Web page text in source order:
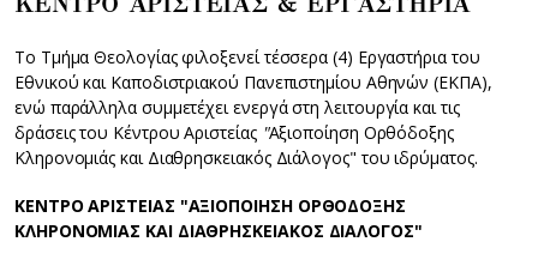
Το Τμήμα Θεολογίας φιλοξενεί τέσσερα (4) Εργαστήρια του
Εθνικού και Καποδιστριακού Πανεπιστημίου Αθηνών (ΕΚΠΑ),
ενώ παράλληλα συμμετέχει ενεργά στη λειτουργία και τις
δράσεις του Κέντρου Αριστείας"Αξιοποίηση Ορθόδοξης
Κληρονομιάς και Διαθρησκειακός Διάλογος" του ιδρύματος.
ΚΕΝΤΡΟ ΑΡΙΣΤΕΙΑΣ "ΑΞΙΟΠΟΙΗΣΗ ΟΡΘΟΔΟΞΗΣ
ΚΛΗΡΟΝΟΜΙΑΣ ΚΑΙ ΔΙΑΘΡΗΣΚΕΙΑΚΟΣ ΔΙΑΛΟΓΟΣ"